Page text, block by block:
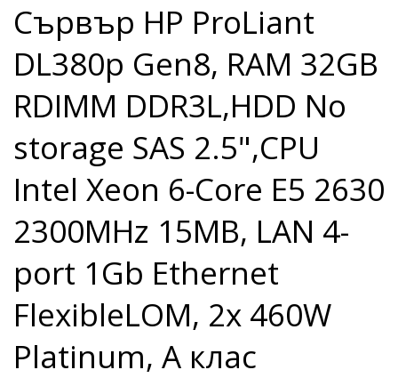
Сървър HP ProLiant
DL380p Gen8, RAM 32GB
RDIMM DDR3L,HDD No
storage SAS 2.5",CPU
Intel Xeon 6-Core E5 2630
2300MHz 15MB, LAN 4-
port 1Gb Ethernet
FlexibleLOM, 2x 460W
Platinum, A клас